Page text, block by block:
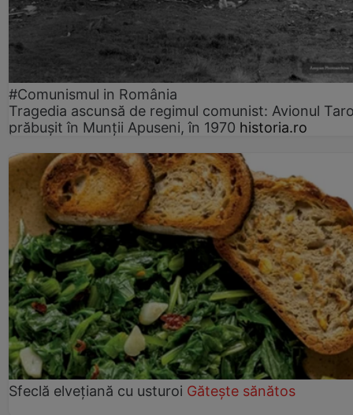
#Comunismul in România
Tragedia ascunsă de regimul comunist: Avionul
prăbușit în Munții Apuseni, în 1970 historia.ro
Sfeclă elvețiană cu usturoi Gătește sănătos